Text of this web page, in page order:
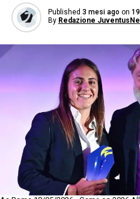
Published 3 mesi ago on
By Redazione